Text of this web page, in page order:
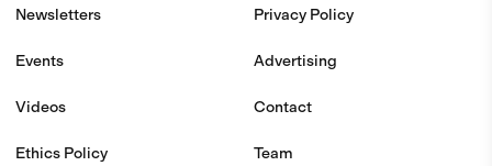
Newsletters
Events
Videos
Ethics Policy
Privacy Policy
Advertising
Contact
Team